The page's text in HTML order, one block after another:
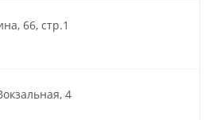
66, стр.1
4